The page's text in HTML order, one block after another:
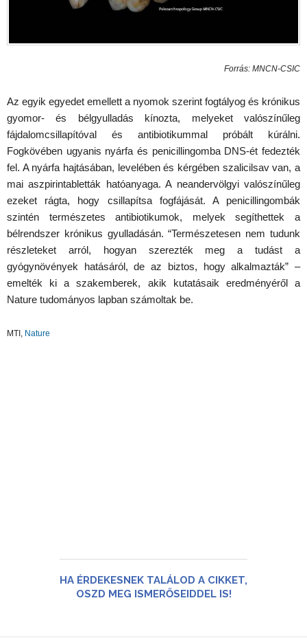
Forrás: MNCN-CSIC
Az egyik egyedet emellett a nyomok szerint fogtályog és krónikus
gyomor- és bélgyulladás kínozta, melyeket valószínűleg
fájdalomcsillapítóval és antibiotikummal próbált kúrálni.
Fogkövében ugyanis nyárfa és penicillingomba DNS-ét fedezték
fel. A nyárfa hajtásában, levelében és kérgében szalicilsav van, a
mai aszpirintabletták hatóanyaga. A neandervölgyi valószínűleg
ezeket rágta, hogy csillapítsa fogfájását. A penicillingombák
szintén természetes antibiotikumok, melyek segíthettek a
bélrendszer krónikus gyulladásán. “Természetesen nem tudunk
részleteket arról, hogyan szerezték meg a tudást a
gyógynövények hatásáról, de az biztos, hogy alkalmazták” –
emelték ki a szakemberek, akik kutatásaik eredményéről a
Nature tudományos lapban számoltak be.
MTI, Nature
HA ÉRDEKESNEK TALÁLOD A CIKKET,
OSZD MEG ISMERŐSEIDDEL IS!